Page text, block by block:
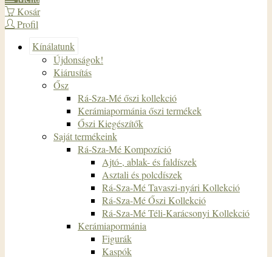
Kosár
Profil
Kínálatunk
Újdonságok!
Kiárusítás
Ősz
Rá-Sza-Mé őszi kollekció
Kerámiapormánia őszi termékek
Őszi Kiegészítők
Saját termékeink
Rá-Sza-Mé Kompozíció
Ajtó-, ablak- és faldíszek
Asztali és polcdíszek
Rá-Sza-Mé Tavaszi-nyári Kollekció
Rá-Sza-Mé Őszi Kollekció
Rá-Sza-Mé Téli-Karácsonyi Kollekció
Kerámiapormánia
Figurák
Kaspók